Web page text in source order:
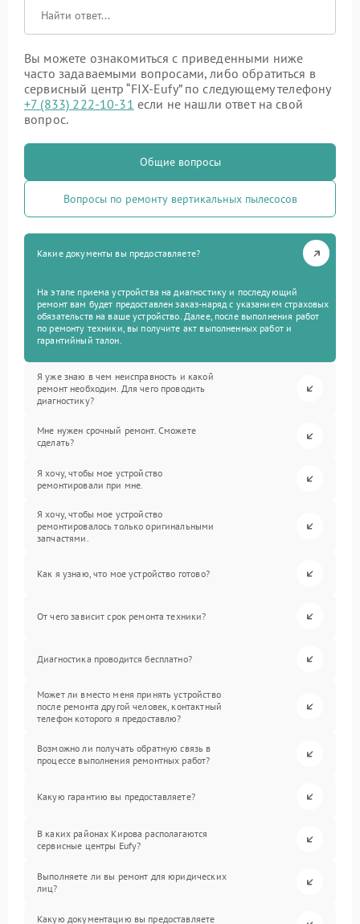
Вы можете ознакомиться с приведенными ниже
часто задаваемыми вопросами, либо обратиться в
сервисный центр “FIX-Eufy” по следующему телефону
+7 (833) 222-10-31 если не нашли ответ на свой
вопрос.
Общие вопросы
Вопросы по ремонту вертикальных пылесосов
Какие документы вы предоставляете?
На этапе приема устройства на диагностику и последующий
ремонт вам будет предоставлен заказ-наряд с указанием страховых
обязательств на ваше устройство. Далее, после выполнения работ
по ремонту техники, вы получите акт выполненных работ и
гарантийный талон.
Я уже знаю в чем неисправность и какой
ремонт необходим. Для чего проводить
диагностику?
Мне нужен срочный ремонт. Сможете
сделать?
Я хочу, чтобы мое устройство
ремонтировали при мне.
Я хочу, чтобы мое устройство
ремонтировалось только оригинальными
запчастями.
Как я узнаю, что мое устройство готово?
От чего зависит срок ремонта техники?
Диагностика проводится бесплатно?
Может ли вместо меня принять устройство
после ремонта другой человек, контактный
телефон которого я предоставлю?
Возможно ли получать обратную связь в
процессе выполнения ремонтных работ?
Какую гарантию вы предоставляете?
В каких районах Кирова располагаются
сервисные центры Eufy?
Выполняете ли вы ремонт для юридических
лиц?
Какую документацию вы предоставляете